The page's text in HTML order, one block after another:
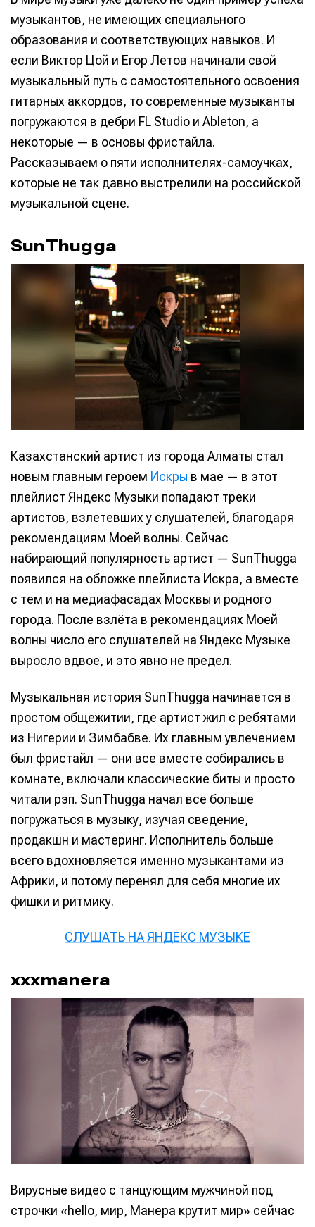
музыкантов, не имеющих специального
образования и соответствующих навыков. И
если Виктор Цой и Егор Летов начинали свой
музыкальный путь с самостоятельного освоения
гитарных аккордов, то современные музыканты
погружаются в дебри FL Studio и Ableton, а
некоторые — в основы фристайла.
Рассказываем о пяти исполнителях-самоучках,
которые не так давно выстрелили на российской
музыкальной сцене.
SunThugga
Казахстанский артист из города Алматы стал
новым главным героем Искры в мае — в этот
плейлист Яндекс Музыки попадают треки
артистов, взлетевших у слушателей, благодаря
рекомендациям Моей волны. Сейчас
набирающий популярность артист — SunThugga
появился на обложке плейлиста Искра, а вместе
с тем и на медиафасадах Москвы и родного
города. После взлёта в рекомендациях Моей
волны число его слушателей на Яндекс Музыке
выросло вдвое, и это явно не предел.
Музыкальная история SunThugga начинается в
простом общежитии, где артист жил с ребятами
из Нигерии и Зимбабве. Их главным увлечением
был фристайл — они все вместе собирались в
комнате, включали классические биты и просто
читали рэп. SunThugga начал всё больше
погружаться в музыку, изучая сведение,
продакшн и мастеринг. Исполнитель больше
всего вдохновляется именно музыкантами из
Африки, и потому перенял для себя многие их
фишки и ритмику.
СЛУШАТЬ НА ЯНДЕКС МУЗЫКЕ
xxxmanera
Вирусные видео с танцующим мужчиной под
строчки «hello, мир, Манера крутит мир» сейчас